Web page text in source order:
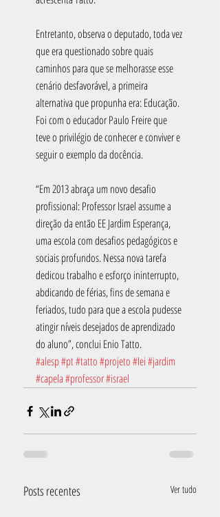
Entretanto, observa o deputado, toda vez
que era questionado sobre quais
caminhos para que se melhorasse esse
cenário desfavorável, a primeira
alternativa que propunha era: Educação.
Foi com o educador Paulo Freire que
teve o privilégio de conhecer e conviver e
seguir o exemplo da docência.
“Em 2013 abraça um novo desafio
profissional: Professor Israel assume a
direção da então EE Jardim Esperança,
uma escola com desafios pedagógicos e
sociais profundos. Nessa nova tarefa
dedicou trabalho e esforço ininterrupto,
abdicando de férias, fins de semana e
feriados, tudo para que a escola pudesse
atingir níveis desejados de aprendizado
do aluno”, conclui Enio Tatto.
#alesp#pt#tatto#projeto#lei#jardim
#capela#professor#israel
Posts recentes Ver tudo